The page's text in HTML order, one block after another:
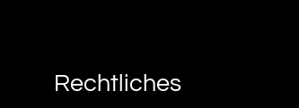
Rechtliches